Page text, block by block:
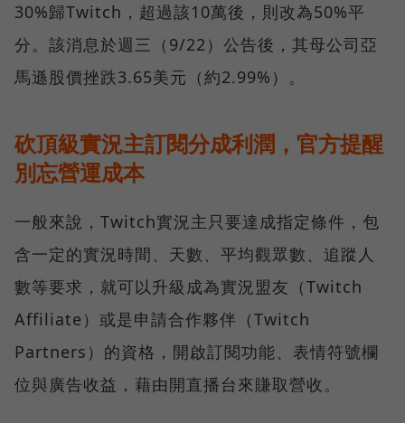
30%歸Twitch，超過該10萬後，則改為50%平
分。該消息於週三（9/22）公告後，其母公司亞
馬遜股價挫跌3.65美元（約2.99%）。
砍頂級實況主訂閱分成利潤，官方提醒
別忘營運成本
一般來說，Twitch實況主只要達成指定條件，包
含一定的實況時間、天數、平均觀眾數、追蹤人
數等要求，就可以升級成為實況盟友（Twitch
Affiliate）或是申請合作夥伴（Twitch
Partners）的資格，開啟訂閱功能、表情符號欄
位與廣告收益，藉由開直播台來賺取營收。